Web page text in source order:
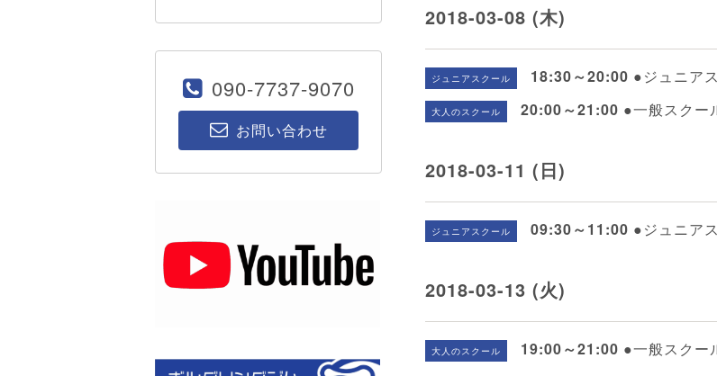
2018-03-08 (木)
ジュニアスクール 18:30～20:00 ●ジュニ
大人のスクール 20:00～21:00 ●一般スク
2018-03-11 (日)
ジュニアスクール 09:30～11:00 ●ジュニ
2018-03-13 (火)
大人のスクール 19:00～21:00 ●一般スク
090-7737-9070
お問い合わせ